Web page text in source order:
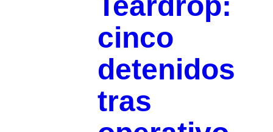
cinco
detenidos
tras